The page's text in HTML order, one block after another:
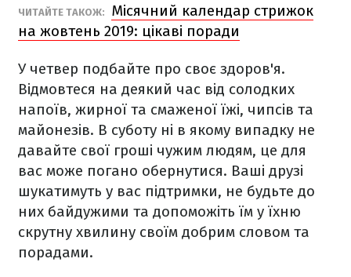
ЧИТАЙТЕ ТАКОЖ:
Місячний календар стрижок
на жовтень 2019: цікаві поради
У четвер подбайте про своє здоров'я.
Відмовтеся на деякий час від солодких
напоїв, жирної та смаженої їжі, чипсів та
майонезів. В суботу ні в якому випадку не
давайте свої гроші чужим людям, це для
вас може погано обернутися. Ваші друзі
шукатимуть у вас підтримки, не будьте до
них байдужими та допоможіть їм у їхню
скрутну хвилину своїм добрим словом та
порадами.